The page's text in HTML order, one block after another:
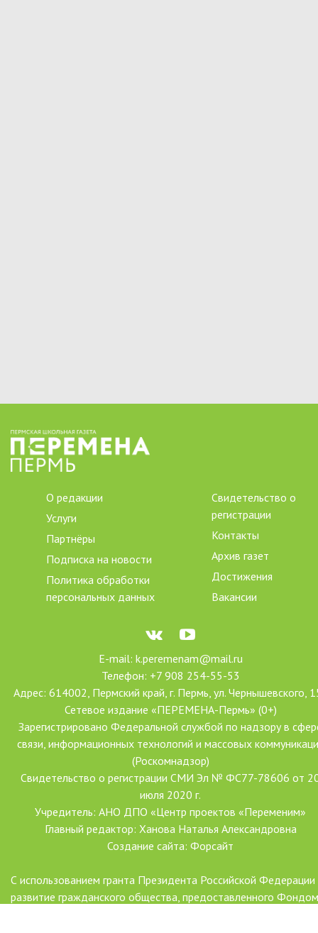
О редакции
Услуги
Партнёры
Подписка на новости
Политика обработки
персональных данных
Свидетельство о
регистрации
Контакты
Архив газет
Достижения
Вакансии
E-mail: k.peremenam@mail.ru
Телефон: +7 908 254-55-53
Адрес: 614002, Пермский край, г. Пермь, ул. Чернышевского,
Сетевое издание «ПЕРЕМЕНА-Пермь» (0+)
Зарегистрировано Федеральной службой по надзору в
связи, информационных технологий и массовых
(Роскомнадзор)
Свидетельство о регистрации СМИ Эл № ФС77-78606 от
июля 2020 г.
Учредитель: АНО ДПО «Центр проектов «Переменим»
Главный редактор: Ханова Наталья Александровна
Создание сайта: Форсайт
С использованием гранта Президента Российской Федерации
развитие гражданского общества, предоставленного Фондом